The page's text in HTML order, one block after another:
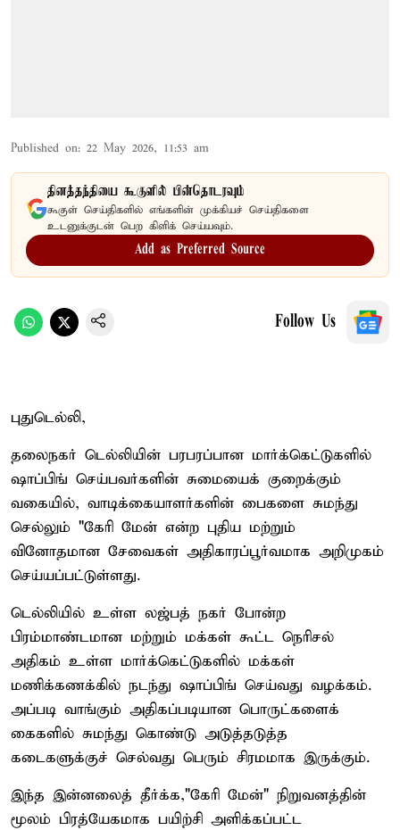
Published on: 22 May 2026, 11:53 am
தினத்தந்தியை கூகுளில் பின்தொடரவும்
கூகுள் செய்திகளில் எங்களின் முக்கியச் செய்திகளை
உடனுக்குடன் பெற கிளிக் செய்யவும்.
Add as Preferred Source
Follow Us
புதுடெல்லி,
தலைநகர் டெல்லியின் பரபரப்பான மார்க்கெட்டுகளில்
ஷாப்பிங் செய்பவர்களின் சுமையைக் குறைக்கும்
வகையில், வாடிக்கையாளர்களின் பைகளை சுமந்து
செல்லும் "கேரி மேன் என்ற புதிய மற்றும்
வினோதமான சேவைகள் அதிகாரப்பூர்வமாக அறிமுகம்
செய்யப்பட்டுள்ளது.
டெல்லியில் உள்ள லஜ்பத் நகர் போன்ற
பிரம்மாண்டமான மற்றும் மக்கள் கூட்ட நெரிசல்
அதிகம் உள்ள மார்க்கெட்டுகளில் மக்கள்
மணிக்கணக்கில் நடந்து ஷாப்பிங் செய்வது வழக்கம்.
அப்படி வாங்கும் அதிகப்படியான பொருட்களைக்
கைகளில் சுமந்து கொண்டு அடுத்தடுத்த
கடைகளுக்குச் செல்வது பெரும் சிரமமாக இருக்கும்.
இந்த இன்னலைத் தீர்க்க,"கேரி மேன்" நிறுவனத்தின்
மூலம் பிரத்யேகமாக பயிற்சி அளிக்கப்பட்ட